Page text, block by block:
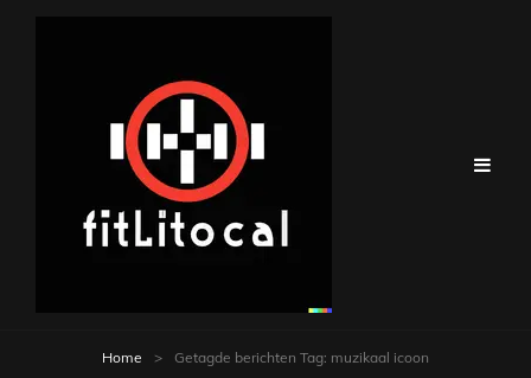
Home > Getagde berichten Tag: muzikaal icoon